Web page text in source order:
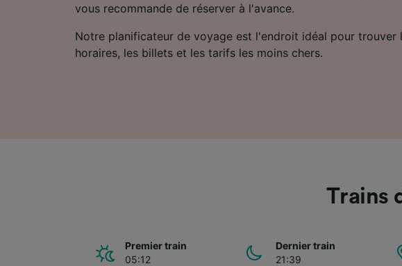
vous recommande de réserver à l'avance.
Notre planificateur de voyage est l'endroit idéal pour trouver
horaires, les billets et les tarifs les moins chers.
Trains
Premier train
05:12
Dernier train
21:39